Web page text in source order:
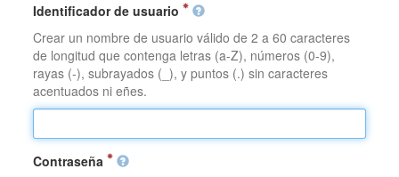
Identificador de usuario
Crear un nombre de usuario válido de 2 a 60 caracteres
de longitud que contenga letras (a-Z), números (0-9),
rayas (-), subrayados (_), y puntos (.) sin caracteres
acentuados ni eñes.
Contraseña